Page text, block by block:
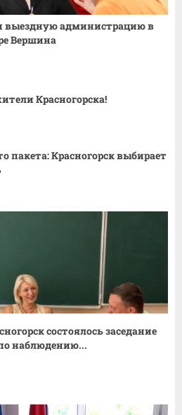
выездную администрацию в
Вершина
Красногорска!
пакета: Красногорск выбирает
состоялось заседание
наблюдению...